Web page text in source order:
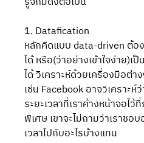
1. Datafication
หลักคิดแบบ data-driven ต้
ได้ หรือ(ว่าอย่างเข้าใจง่าย)เ
ได้ วิเคราะห์ด้วยเครื่องมือต่า
เช่น Facebook อาจวิเคราะห์
ระยะเวลาที่เราค้างหน้าจอไ
พิเศษ เขาจะไม่ถามว่าเราชอ
เวลาไปกับอะไรบ้างแทน